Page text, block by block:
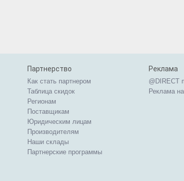
Партнерство
Как стать партнером
Таблица скидок
Регионам
Поставщикам
Юридическим лицам
Производителям
Наши склады
Партнерские программы
Реклама
@DIRECT
Реклама